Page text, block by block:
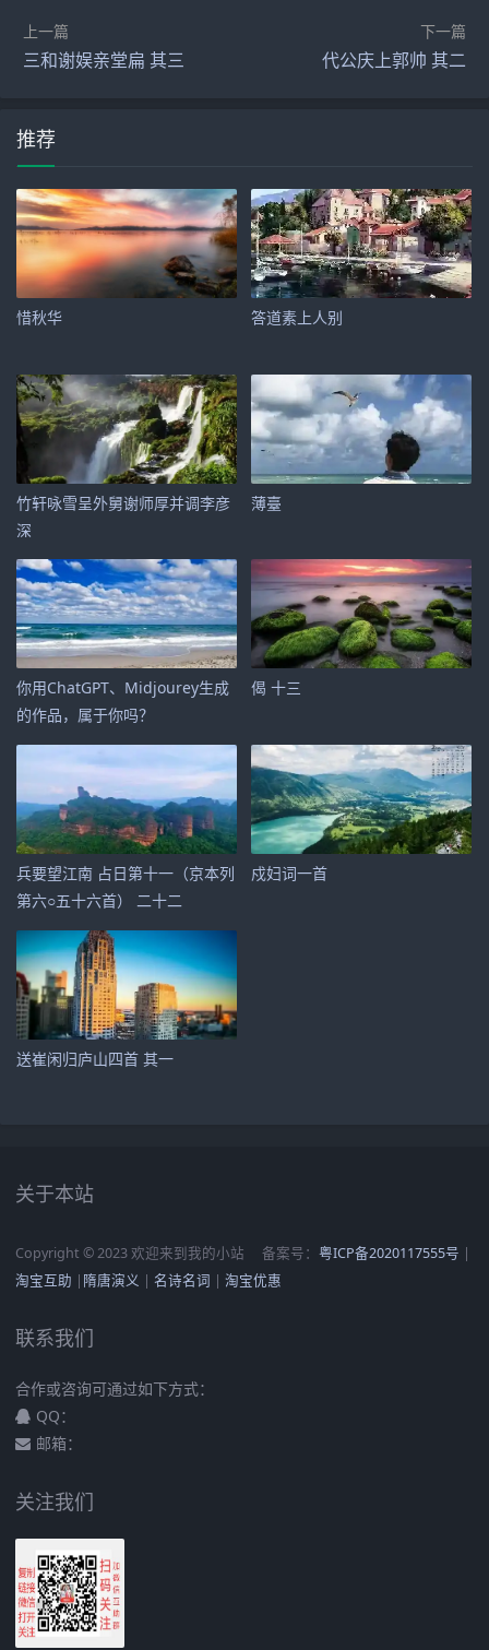
上一篇
三和谢娱亲堂扁 其三
下一篇
代公庆上郭帅 其二
推荐
惜秋华 答道素上人别
竹轩咏雪呈外舅谢师厚并调李彦
深
薄臺
你用ChatGPT、Midjourey生成
的作品，属于你吗？
偈 十三
兵要望江南 占日第十一（京本列
第六○五十六首） 二十二
戍妇词一首
送崔闲归庐山四首 其一
关于本站
Copyright © 2023 欢迎来到我的小站 备案号： 粤ICP备2020117555号 |
淘宝互助 | 隋唐演义 | 名诗名词 | 淘宝优惠
联系我们
合作或咨询可通过如下方式：
QQ：
邮箱：
关注我们